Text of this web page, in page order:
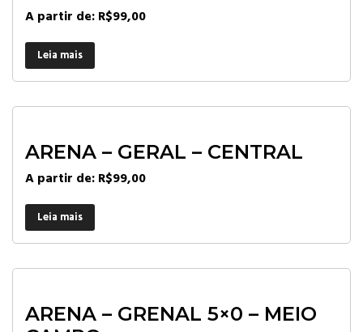
A partir de:R$99,00
Leia mais
ARENA – GERAL – CENTRAL
A partir de:R$99,00
Leia mais
ARENA – GRENAL 5×0 – MEIO